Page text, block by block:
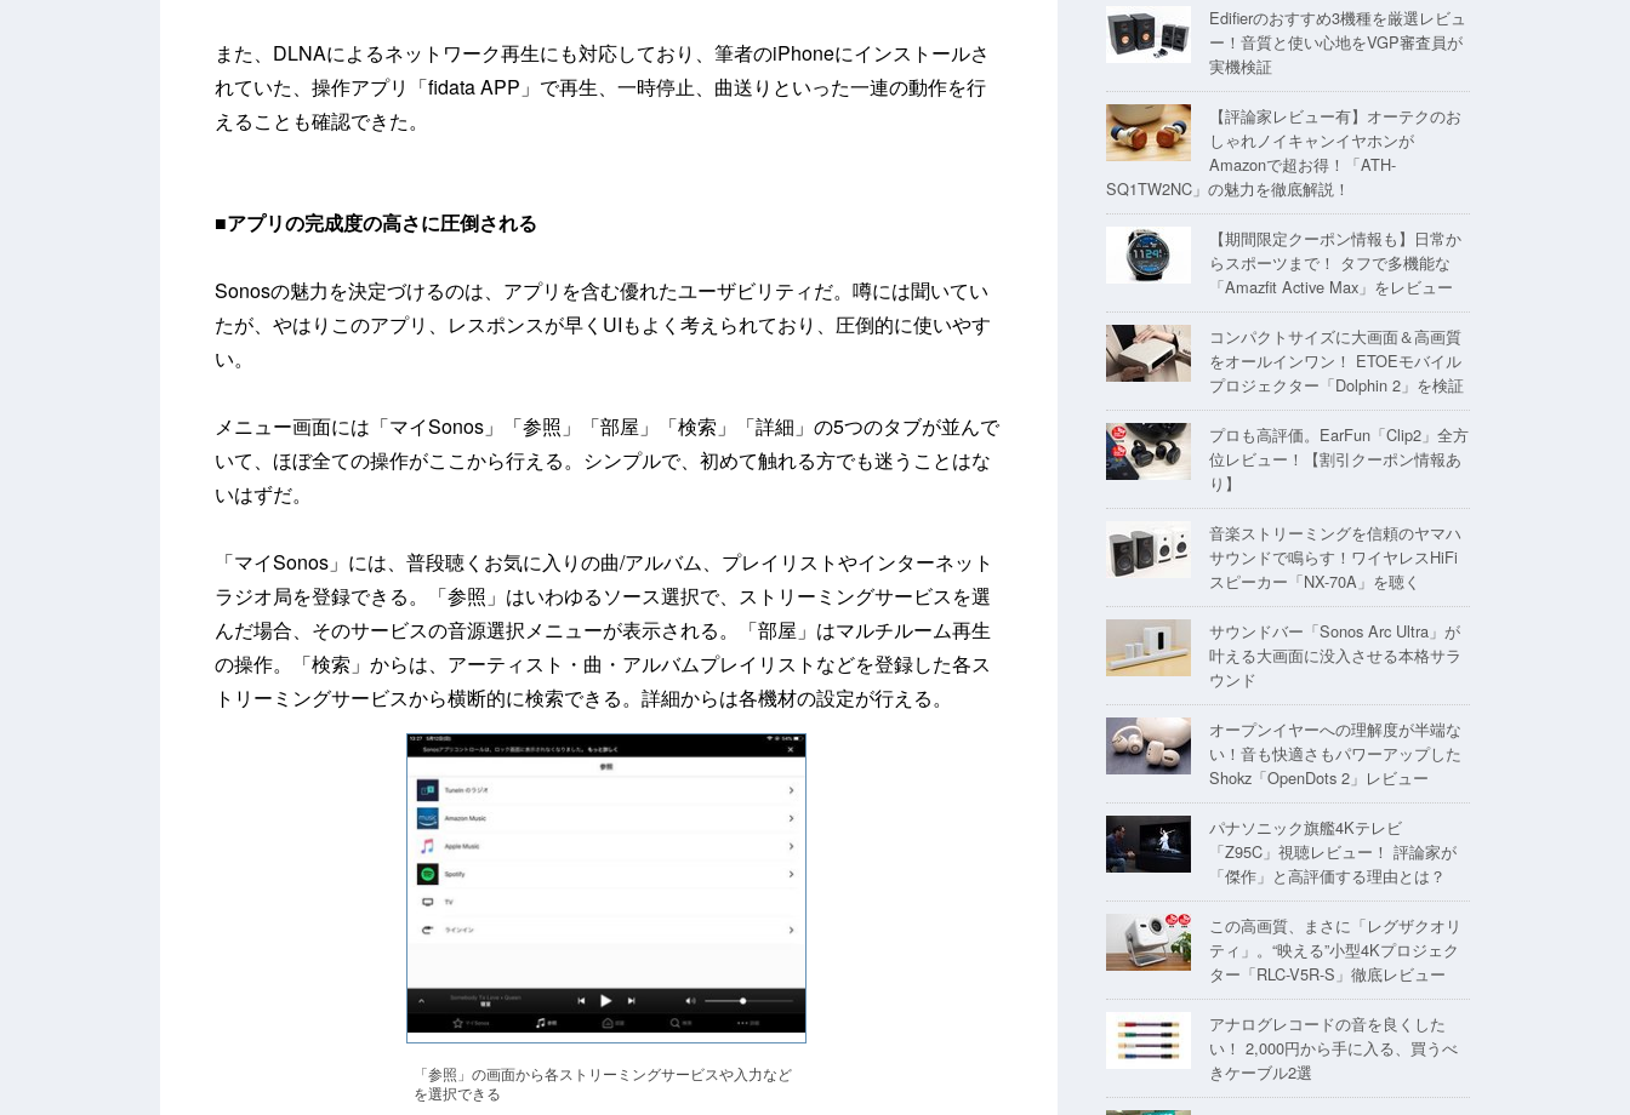
また、DLNAによるネットワーク再生にも対応しており、筆者のiPhoneにインストールさ
れていた、操作アプリ「fidata APP」で再生、一時停止、曲送りといった一連の動作を行
えることも確認できた。
■アプリの完成度の高さに圧倒される
Sonosの魅力を決定づけるのは、アプリを含む優れたユーザビリティだ。噂には聞いてい
たが、やはりこのアプリ、レスポンスが早くUIもよく考えられており、圧倒的に使いやす
い。
メニュー画面には「マイSonos」「参照」「部屋」「検索」「詳細」の5つのタブが並んで
いて、ほぼ全ての操作がここから行える。シンプルで、初めて触れる方でも迷うことはな
いはずだ。
「マイSonos」には、普段聴くお気に入りの曲/アルバム、プレイリストやインターネット
ラジオ局を登録できる。「参照」はいわゆるソース選択で、ストリーミングサービスを選
んだ場合、そのサービスの音源選択メニューが表示される。「部屋」はマルチルーム再生
の操作。「検索」からは、アーティスト・曲・アルバムプレイリストなどを登録した各ス
トリーミングサービスから横断的に検索できる。詳細からは各機材の設定が行える。
「参照」の画面から各ストリーミングサービスや入力など
を選択できる
Edifierのおすすめ3機種を厳選レビュ
ー！音質と使い心地をVGP審査員が
実機検証
【評論家レビュー有】オーテクのお
しゃれノイキャンイヤホンが
Amazonで超お得！「ATH-
SQ1TW2NC」の魅力を徹底解説！
【期間限定クーポン情報も】日常か
らスポーツまで！ タフで多機能な
「Amazfit Active Max」をレビュー
コンパクトサイズに大画面＆高画質
をオールインワン！ ETOEモバイル
プロジェクター「Dolphin 2」を検証
プロも高評価。EarFun「Clip2」全方
位レビュー！【割引クーポン情報あ
り】
音楽ストリーミングを信頼のヤマハ
サウンドで鳴らす！ワイヤレスHiFi
スピーカー「NX-70A」を聴く
サウンドバー「Sonos Arc Ultra」が
叶える大画面に没入させる本格サラ
ウンド
オープンイヤーへの理解度が半端な
い！音も快適さもパワーアップした
Shokz「OpenDots 2」レビュー
パナソニック旗艦4Kテレビ
「Z95C」視聴レビュー！ 評論家が
「傑作」と高評価する理由とは？
この高画質、まさに「レグザクオリ
ティ」。“映える”小型4Kプロジェク
ター「RLC-V5R-S」徹底レビュー
アナログレコードの音を良くした
い！ 2,000円から手に入る、買うべ
きケーブル2選